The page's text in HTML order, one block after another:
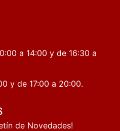
a 14:00 y de 16:30 a
y de 17:00 a 20:00.
de Novedades!